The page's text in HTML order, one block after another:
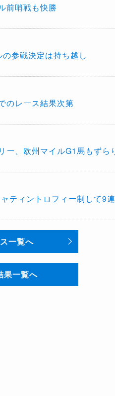
前哨戦も快勝
参戦決定は持ち越し
のレース結果次第
ー、欧州マイルG1馬もずら
ティントロフィー制して9
一覧へ
果一覧へ